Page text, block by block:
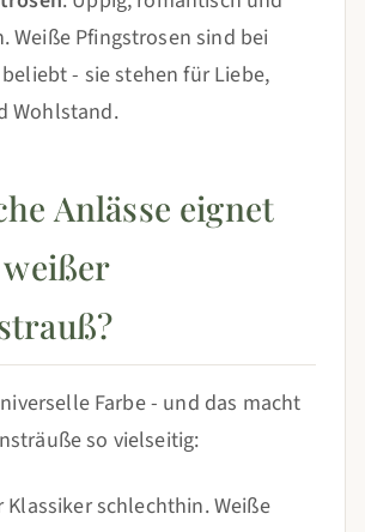
Weiße Pfingstrosen sind bei
- sie stehen für Liebe,
Wohlstand.
Anlässe eignet
Farbe - und das macht
so vielseitig:
Klassiker schlechthin. Weiße